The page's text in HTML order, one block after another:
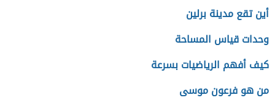
أين تقع مدينة برلين
وحدات قياس المساحة
كيف أفهم الرياضيات بسرعة
من هو فرعون موسى